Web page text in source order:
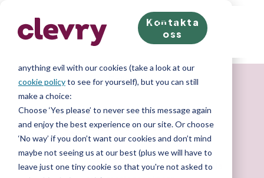
We know right? These cookie pop-ups can really ruin
your visit, so we’ll make this quick. This website does
anything evil with our cookies (take a look at our
cookie policyto see for yourself), but you can still
make a choice:
Choose ‘Yes please’ to never see this message again
and enjoy the best experience on our site. Or choose
‘No way’ if you don’t want our cookies and don’t mind
maybe not seeing us at our best (plus we will have to
leave just one tiny cookie so that you're not asked to
Kontakta
oss
Fallstudie
Digital Workforce
Effektiv rekrytering av BDR för den globala